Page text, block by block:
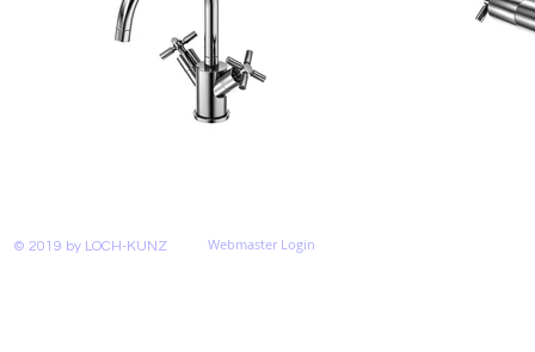
© 2019 by LOCH-KUNZ Webmaster Login